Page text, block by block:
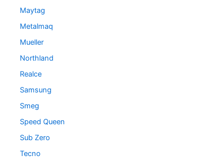
Maytag
Metalmaq
Mueller
Northland
Realce
Samsung
Smeg
Speed Queen
Sub Zero
Tecno